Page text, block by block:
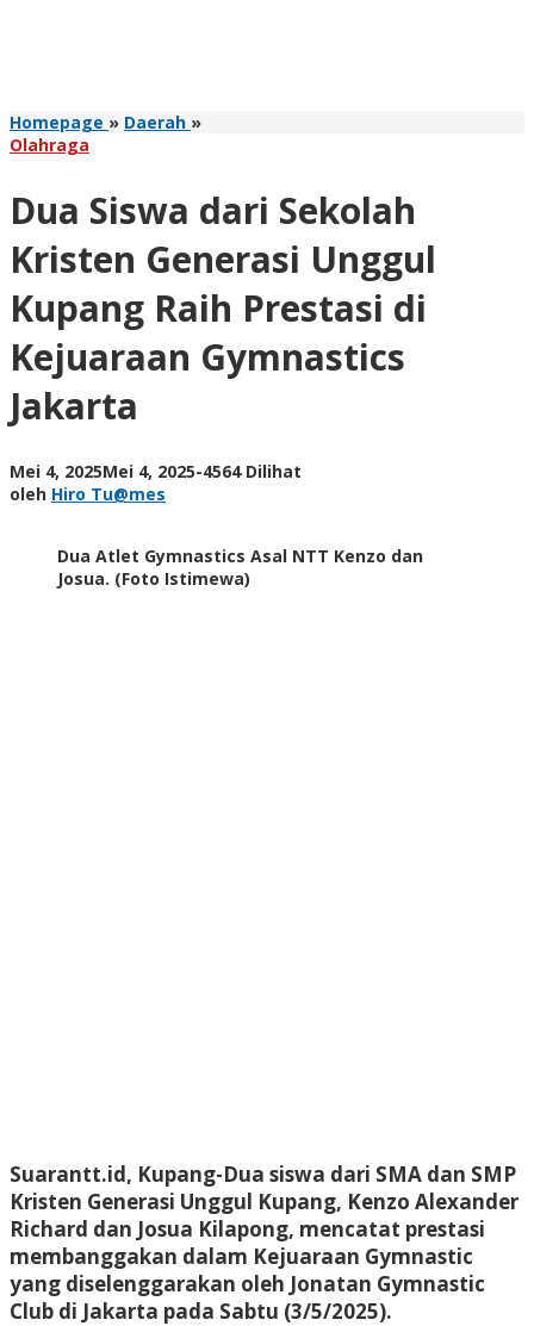
Homepage » Daerah »Dua
Kristen
Unggul
Kupang
Raih
Prestasi
di
Kejuaraan
Olahraga
Dua Siswa dari Sekolah
Kristen Generasi Unggul
Kupang Raih Prestasi di
Kejuaraan Gymnastics
Jakarta
Mei 4, 2025Mei 4, 2025oleh
-4564 Dilihat
oleh Hiro Tu@mes
Dua Atlet Gymnastics Asal NTT Kenzo dan
Josua. (Foto Istimewa)
Suarantt.id, Kupang-Dua siswa dari SMA dan SMP
Kristen Generasi Unggul Kupang, Kenzo Alexander
Richard dan Josua Kilapong, mencatat prestasi
membanggakan dalam Kejuaraan Gymnastic
yang diselenggarakan oleh Jonatan Gymnastic
Club di Jakarta pada Sabtu (3/5/2025).